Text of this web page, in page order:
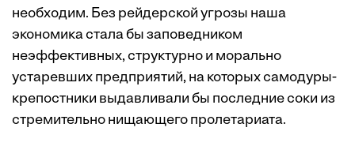
необходим. Без рейдерской угрозы наша
экономика стала бы заповедником
неэффективных, структурно и морально
устаревших предприятий, на которых самодуры-
крепостники выдавливали бы последние соки из
стремительно нищающего пролетариата.